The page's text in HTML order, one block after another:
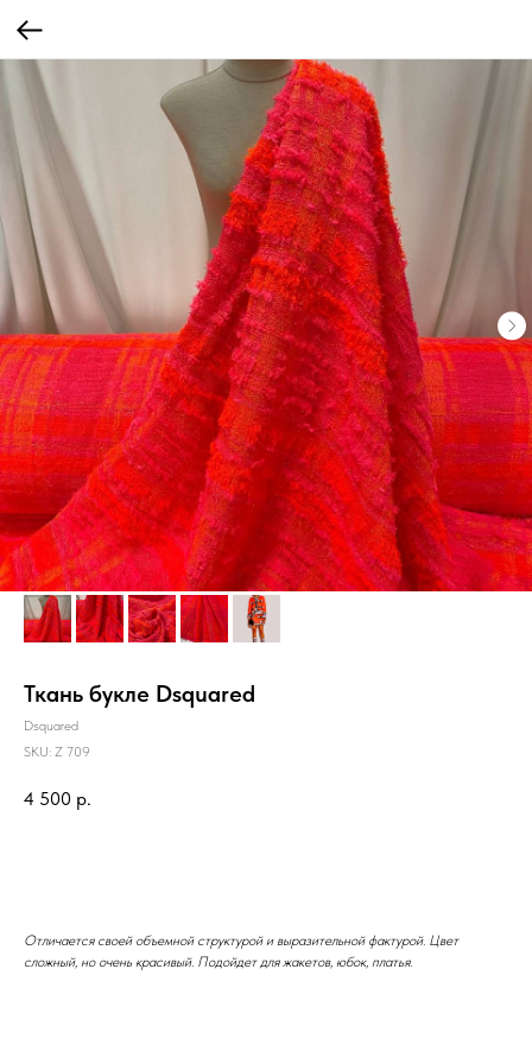
Ткань букле Dsquared
Dsquared
SKU: Z 709
4 500 р.
Отличается своей объемной структурой и выразительной фактурой. Цвет
сложный, но очень красивый. Подойдет для жакетов, юбок, платья.